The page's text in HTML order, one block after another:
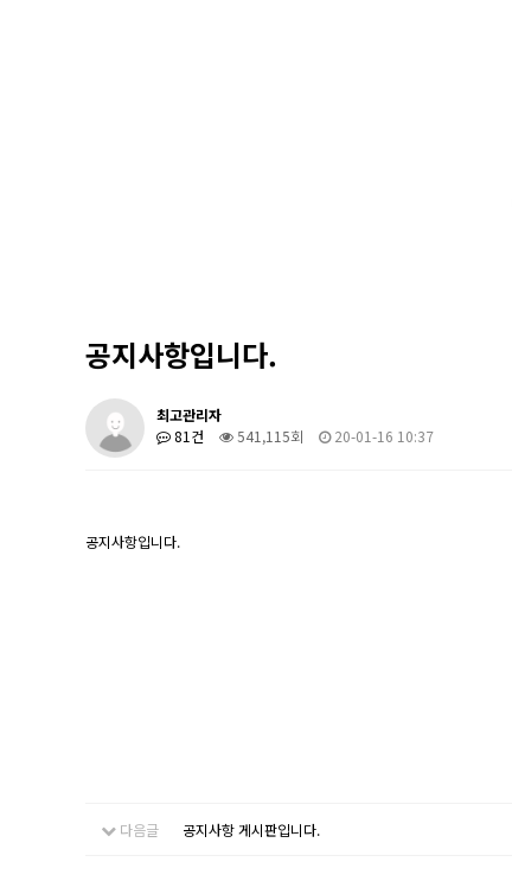
공지사항입니다.
최고관리자
81건
541,115회 20-01-16 10:37
공지사항입니다.
다음글 공지사항 게시판입니다.